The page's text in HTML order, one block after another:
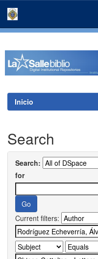
Inicio
Search
Search:
for
Current filters: